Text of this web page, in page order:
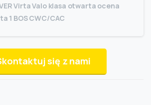
Virta Valo klasa otwarta ocena
1 BOS CWC/CAC
się z nami